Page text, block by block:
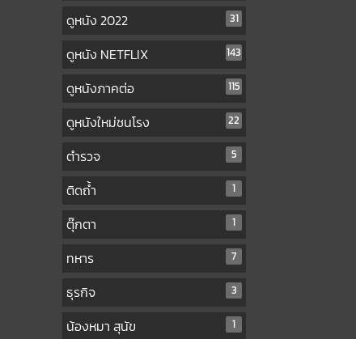
ดูหนัง 2022 31
ดูหนัง NETFLIX 143
ดูหนังภาคต่อ 115
ดูหนังใหม่ชนโรง 22
ตำรวจ 5
ติดถ้ำ 1
ตุ๊กตา 1
ทหาร 7
ธุรกิจ 3
น้องหมา สุนัข 1